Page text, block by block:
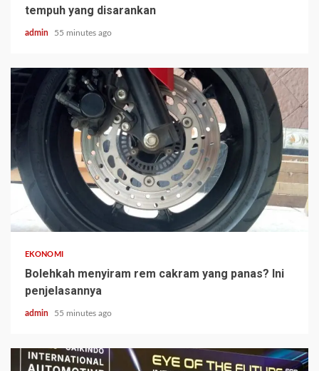
tempuh yang disarankan
admin 55 minutes ago
EKONOMI
Bolehkah menyiram rem cakram yang panas? Ini
penjelasannya
admin 55 minutes ago